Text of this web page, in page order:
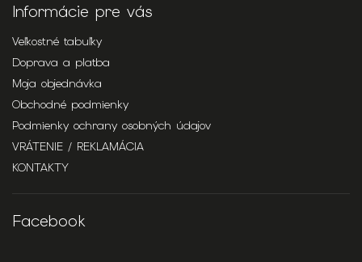
Informácie pre vás
Veľkostné tabuľky
Doprava a platba
Moja objednávka
Obchodné podmienky
Podmienky ochrany osobných údajov
VRÁTENIE / REKLAMÁCIA
KONTAKTY
Facebook